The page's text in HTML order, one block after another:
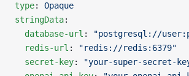
type: Opaque
stringData:
  database-url
:
"postgresql://
  redis-url
:
"redis://redis:6379"
  secret-key
:
"your-super-secret-